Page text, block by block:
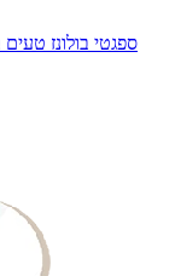
ספגטי בולונז